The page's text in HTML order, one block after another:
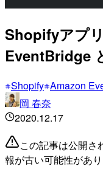
Shopifyアプ
EventBridge
Shopify Amazon
岡 春奈
2020.12.17
この記事は公開さ
報が古い可能性があ